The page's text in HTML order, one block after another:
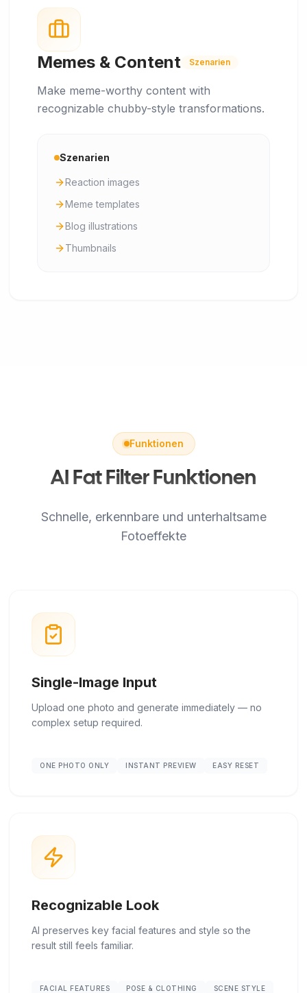
Memes & Content Szenarien
Make meme-worthy content with
recognizable chubby-style transformations.
Szenarien
Reaction images
Meme templates
Blog illustrations
Thumbnails
Funktionen
AI Fat Filter Funktionen
Schnelle, erkennbare und unterhaltsame
Fotoeffekte
Single-Image Input
Upload one photo and generate immediately — no
complex setup required.
ONE PHOTO ONLY INSTANT PREVIEW EASY RESET
Recognizable Look
AI preserves key facial features and style so the
result still feels familiar.
FACIAL FEATURES POSE & CLOTHING SCENE STYLE